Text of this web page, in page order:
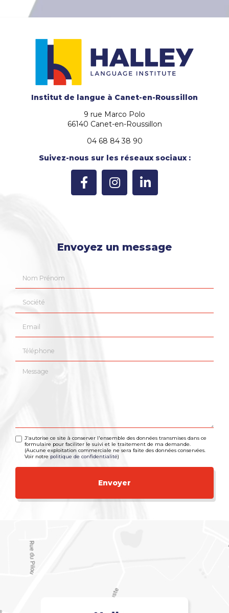
Institut de langue à Canet-en-Roussillon
9 rue Marco Polo
66140 Canet-en-Roussillon
04 68 84 38 90
Suivez-nous sur les réseaux sociaux :
Envoyez un message
Message
J'autorise ce site à conserver l'ensemble des données transmises dans ce
formulaire pour faciliter le suivi et le traitement de ma demande.
(Aucune exploitation commerciale ne sera faite des données conservées.
Voir notre politique de confidentialité)